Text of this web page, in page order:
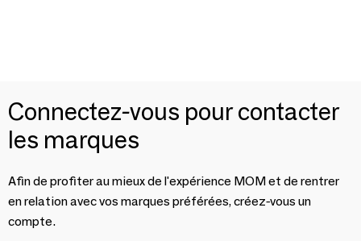
Connectez-vous pour contacter
les marques
Afin de profiter au mieux de l'expérience MOM et de rentrer
en relation avec vos marques préférées, créez-vous un
compte.